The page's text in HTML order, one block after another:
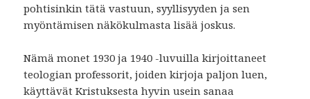
pohtisinkin tätä vastuun, syyllisyyden ja sen
myöntämisen näkökulmasta lisää joskus.
Nämä monet 1930 ja 1940 -luvuilla kirjoittaneet
teologian professorit, joiden kirjoja paljon luen,
käyttävät Kristuksesta hyvin usein sanaa